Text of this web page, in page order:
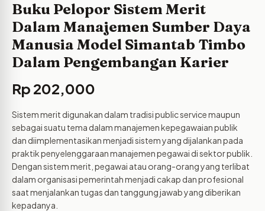
Buku Pelopor Sistem Merit
Dalam Manajemen Sumber Daya
Manusia Model Simantab Timbo
Dalam Pengembangan Karier
Rp 202,000
Sistem merit digunakan dalam tradisi public service maupun
sebagai suatu tema dalam manajemen kepegawaian publik
dan diimplementasikan menjadi sistem yang dijalankan pada
praktik penyelenggaraan manajemen pegawai di sektor publik.
Dengan sistem merit, pegawai atau orang-orang yang terlibat
dalam organisasi pemerintah menjadi cakap dan profesional
saat menjalankan tugas dan tanggung jawab yang diberikan
kepadanya.